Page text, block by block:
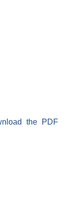
the PDF